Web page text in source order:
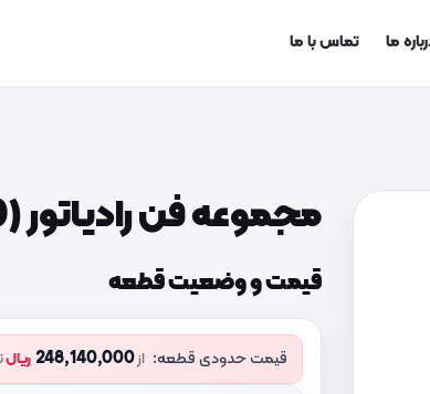
ما تماس با ما
مجموعه فن رادیاتور (25380D3500)
قیمت و وضعیت قطعه
قیمت حدودی قطعه: از248,140,000 ریال